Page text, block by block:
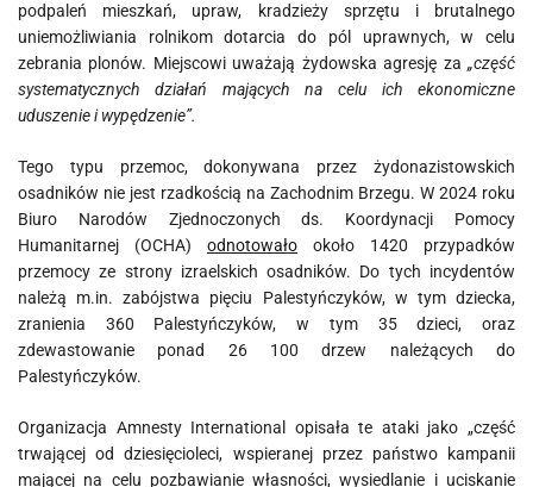
podpaleń mieszkań, upraw, kradzieży sprzętu i brutalnego
uniemożliwiania rolnikom dotarcia do pól uprawnych, w celu
zebrania plonów. Miejscowi uważają żydowska agresję za „część
systematycznych działań mających na celu ich ekonomiczne
uduszenie i wypędzenie”.
Tego typu przemoc, dokonywana przez żydonazistowskich
osadników nie jest rzadkością na Zachodnim Brzegu. W 2024 roku
Biuro Narodów Zjednoczonych ds. Koordynacji Pomocy
Humanitarnej (OCHA) odnotowało około 1420 przypadków
przemocy ze strony izraelskich osadników. Do tych incydentów
należą m.in. zabójstwa pięciu Palestyńczyków, w tym dziecka,
zranienia 360 Palestyńczyków, w tym 35 dzieci, oraz
zdewastowanie ponad 26 100 drzew należących do
Palestyńczyków.
Organizacja Amnesty International opisała te ataki jako „część
trwającej od dziesięcioleci, wspieranej przez państwo kampanii
mającej na celu pozbawianie własności, wysiedlanie i uciskanie